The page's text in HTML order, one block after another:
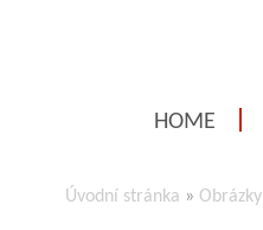
HOME
Úvodní stránka » Obrázky